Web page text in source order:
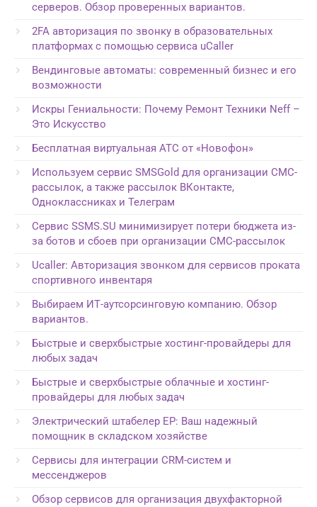
серверов. Обзор проверенных вариантов.
2FA авторизация по звонку в образовательных
платформах с помощью сервиса uCaller
Вендинговые автоматы: современный бизнес и его
возможности
Искры Гениальности: Почему Ремонт Техники Neff –
Это Искусство
Бесплатная виртуальная АТС от «Новофон»
Используем сервис SMSGold для организации СМС-
рассылок, а также рассылок ВКонтакте,
Одноклассниках и Телеграм
Сервис SSMS.SU минимизирует потери бюджета из-
за ботов и сбоев при организации СМС-рассылок
Ucaller: Авторизация звонком для сервисов проката
спортивного инвентаря
Выбираем ИТ-аутсорсинговую компанию. Обзор
вариантов.
Быстрые и сверхбыстрые хостинг-провайдеры для
любых задач
Быстрые и сверхбыстрые облачные и хостинг-
провайдеры для любых задач
Электрический штабелер EP: Ваш надежный
помощник в складском хозяйстве
Сервисы для интеграции CRM-систем и
мессенджеров
Обзор сервисов для организация двухфакторной